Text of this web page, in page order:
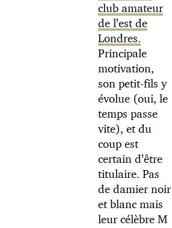
club amateur
de l’est de
Londres.
Principale
motivation,
son petit-fils y
évolue (oui, le
temps passe
vite), et du
coup est
certain d’être
titulaire. Pas
de damier noir
et blanc mais
leur célèbre M